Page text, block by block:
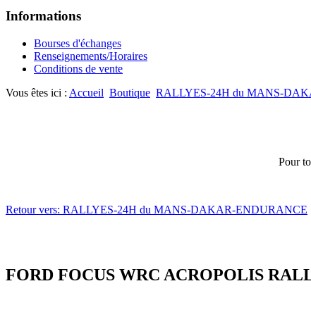
Informations
Bourses d'échanges
Renseignements/Horaires
Conditions de vente
Vous êtes ici : Accueil Boutique RALLYES-24H du MANS-
Pour
Retour vers: RALLYES-24H du MANS-DAKAR-ENDURANCE
FORD FOCUS WRC ACROPOLIS